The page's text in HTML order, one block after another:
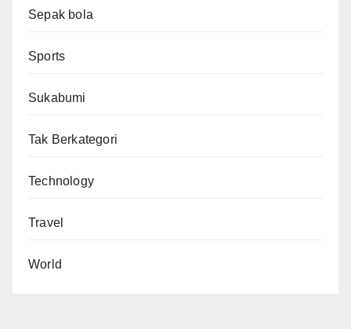
Sepak bola
Sports
Sukabumi
Tak Berkategori
Technology
Travel
World